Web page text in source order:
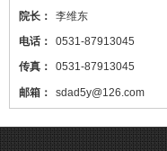
院长：
李维东
电话：
0531-87913045
传真：
0531-87913045
邮箱：
sdad5y@126.com
设计 ，本站网址